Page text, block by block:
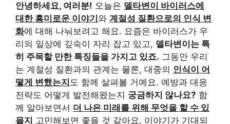
안녕하세요, 여러분! 오늘은 델타변이 바이러스에
대한 흥미로운 이야기 와 계절성 질환으로의 인식 변
화에 대해 나눠보려고 해요. 요즘은 바이러스가 우
리의 일상에 깊숙이 자리 잡고 있고, 델타변이는 특
히 주목할 만한 특징들을 가지고 있죠. 그동안 우리
는 계절성 질환과의 관계는 물론, 대중의 인식이 어
떻게 변했는지 도 함께 살펴볼 거예요. 예방과 대응
전략도 어떻게 발전해왔는지 궁금하지 않나요? 함
께 알아보면서 더 나은 미래를 위해 무엇을 할 수 있
을지 고민해보면 좋을 것 같아요. 이야기가 기대되